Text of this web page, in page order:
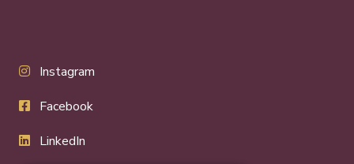
Instagram
Facebook
LinkedIn